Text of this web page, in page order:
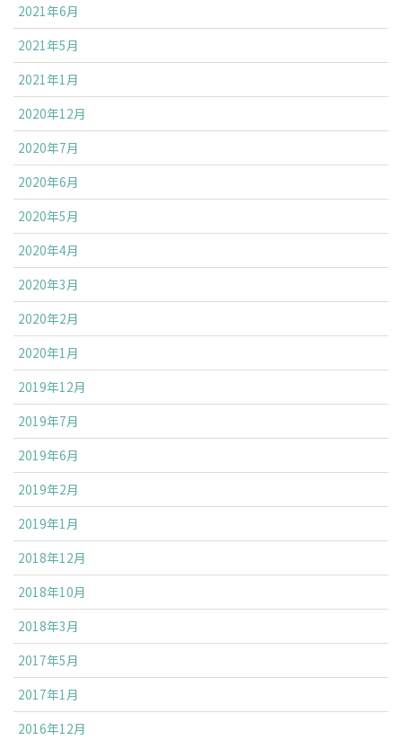
2021年6月
2021年5月
2021年1月
2020年12月
2020年7月
2020年6月
2020年5月
2020年4月
2020年3月
2020年2月
2020年1月
2019年12月
2019年7月
2019年6月
2019年2月
2019年1月
2018年12月
2018年10月
2018年3月
2017年5月
2017年1月
2016年12月